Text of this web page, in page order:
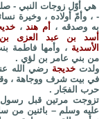
هي أوّل زوجات النبي -
- ، وأمّ أولاده ، وخيرة
به وصدقه ، أم هند،
أسد بن عبد العزى
الأسدية، وأمها فاطمة
من بني عامر بن لؤي .
ولدتخديجة رضي الله
في بيت شرف ووجاهة ،
حرب الفجَار .
تزوجت مرتين قبل رسول
عليه وسلم – باثنين من